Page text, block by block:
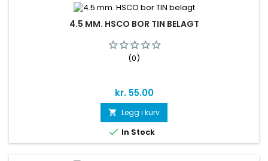
4.5 MM. HSCO BOR TIN BELAGT
(0)
Pris
kr. 55.00
 Legg i kurv
 In Stock